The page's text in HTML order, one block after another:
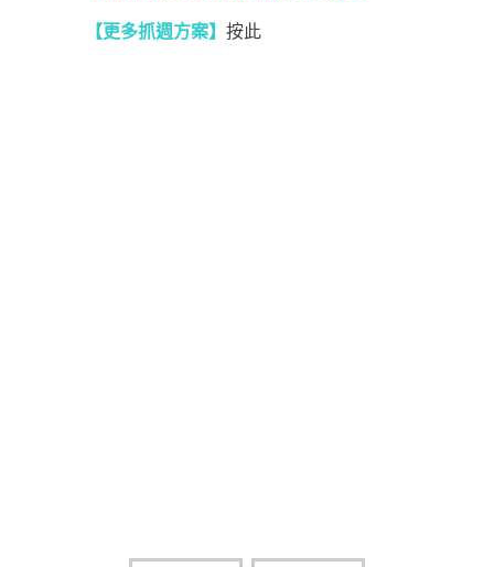
【更多抓週方案】 按此